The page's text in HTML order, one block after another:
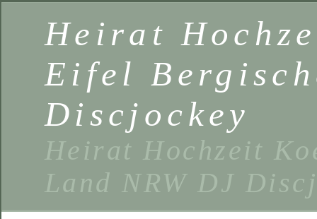
Heirat
Eifel
Discjockey
Heirat Hochzeit
Land NRW DJ